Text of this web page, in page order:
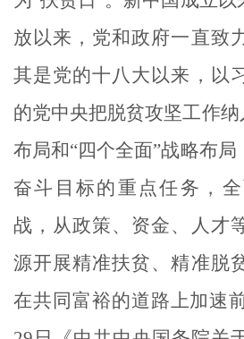
放以来，党和政府一直致
其是党的十八大以来，以
的党中央把脱贫攻坚工作纳
布局和“四个全面”战略布
奋斗目标的重点任务，
战，从政策、资金、人才
源开展精准扶贫、精准脱
在共同富裕的道路上加速前